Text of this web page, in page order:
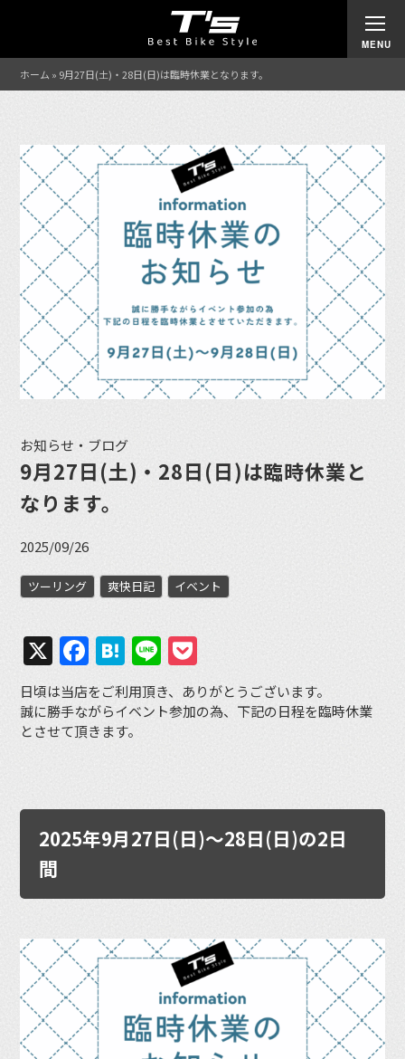
ホーム » 9月27日(土)・28日(日)は臨時休業となります。
お知らせ・ブログ
9月27日(土)・28日(日)は臨時休業と
なります。
2025/09/26
ツーリング 爽快日記 イベント
X Facebook
Hatena
Line
日頃は当店をご利用頂き、ありがとうございます。
誠に勝手ながらイベント参加の為、下記の日程を臨時休業
とさせて頂きます。
2025年9月27日(日)〜28日(日)の2日
間